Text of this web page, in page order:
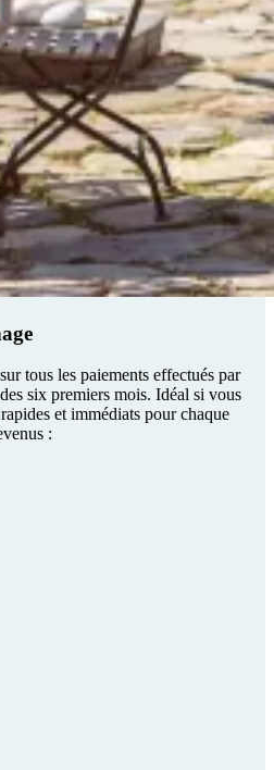
tous les paiements effectués par
six premiers mois. Idéal si vous
et immédiats pour chaque
: